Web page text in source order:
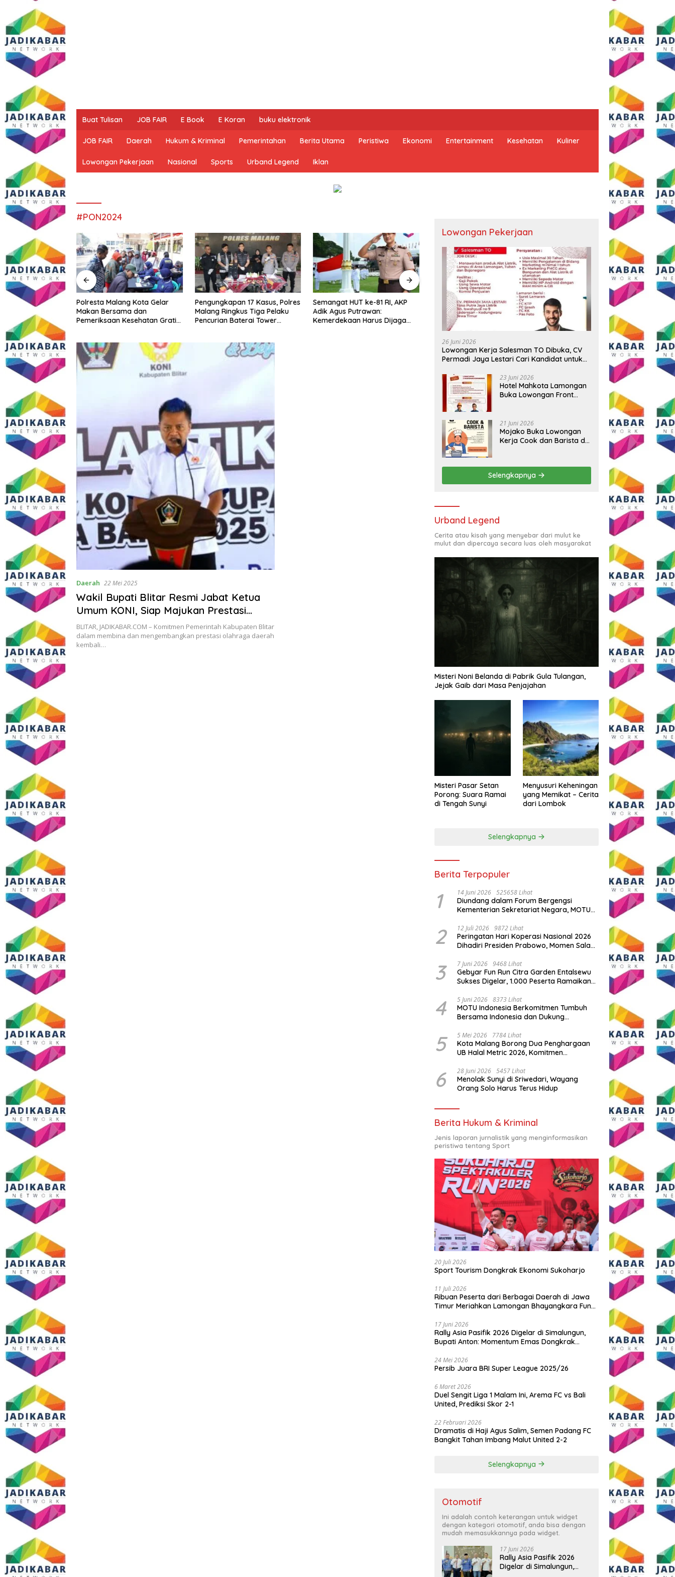
Buat Tulisan JOB FAIR E Book E Koran buku elektronik
JOB FAIR Daerah Hukum & Kriminal Pemerintahan Berita Utama Peristiwa Ekonomi Entertainment Kesehatan Kuliner
Lowongan Pekerjaan Nasional Sports Urband Legend Iklan
#PON2024
Kota
dan Polri Jaga
Polresta Malang Kota Gelar
Makan Bersama dan
Pemeriksaan Kesehatan Gratis,
Pengungkapan 17 Kasus, Polres
Malang Ringkus Tiga Pelaku
Pencurian Baterai Tower
Semangat HUT ke-81 RI, AKP
Adik Agus Putrawan:
Kemerdekaan Harus Dijaga
Tiga BUMD Air Minum Malang
Raya Perkuat Kolaborasi,
Berangkatkan Kontingen
Menuju Seleksi Atlet
PORPAMNAS IX 2026
Wali Kota Malang Paparkan
Model Pembangunan
Berkelanjutan di Forum
Nasional Bangun Bangsa
Daerah 22 Mei 2025
Wakil Bupati Blitar Resmi Jabat Ketua
Umum KONI, Siap Majukan Prestasi
Olahraga Daerah
BLITAR, JADIKABAR.COM – Komitmen Pemerintah Kabupaten Blitar
dalam membina dan mengembangkan prestasi olahraga daerah
kembali…
Lowongan Pekerjaan
26 Juni 2026
Lowongan Kerja Salesman TO Dibuka, CV
Permadi Jaya Lestari Cari Kandidat untuk
23 Juni 2026
Hotel Mahkota Lamongan
Buka Lowongan Front
Syaratnya
21 Juni 2026
Mojako Buka Lowongan
Kerja Cook dan Barista di
Selengkapnya
Urband Legend
Cerita atau kisah yang menyebar dari mulut ke
mulut dan dipercaya secara luas oleh masyarakat
Misteri Noni Belanda di Pabrik Gula Tulangan,
Jejak Gaib dari Masa Penjajahan
Misteri Pasar Setan
Porong: Suara Ramai
di Tengah Sunyi
Menyusuri Keheningan
yang Memikat – Cerita
dari Lombok
Selengkapnya
Berita Terpopuler
1 14 Juni 2026 525658 Lihat
Diundang dalam Forum Bergengsi
Kementerian Sekretariat Negara, MOTU
Indonesia
2 12 Juli 2026 9872 Lihat
Peringatan Hari Koperasi Nasional 2026
Dihadiri Presiden Prabowo, Momen Salam
3 7 Juni 2026 9468 Lihat
Gebyar Fun Run Citra Garden Entalsewu
Sukses Digelar, 1.000 Peserta Ramaikan
4 5 Juni 2026 8373 Lihat
MOTU Indonesia Berkomitmen Tumbuh
Bersama Indonesia dan Dukung
5 5 Mei 2026 7784 Lihat
Kota Malang Borong Dua Penghargaan
UB Halal Metric 2026, Komitmen
6 28 Juni 2026 5457 Lihat
Menolak Sunyi di Sriwedari, Wayang
Orang Solo Harus Terus Hidup
Berita Hukum & Kriminal
Jenis laporan jurnalistik yang menginformasikan
peristiwa tentang Sport
20 Juli 2026
Sport Tourism Dongkrak Ekonomi Sukoharjo
11 Juli 2026
Ribuan Peserta dari Berbagai Daerah di Jawa
Timur Meriahkan Lamongan Bhayangkara Fun
17 Juni 2026
Rally Asia Pasifik 2026 Digelar di Simalungun,
Bupati Anton: Momentum Emas Dongkrak
24 Mei 2026
Persib Juara BRI Super League 2025/26
6 Maret 2026
Duel Sengit Liga 1 Malam Ini, Arema FC vs Bali
United, Prediksi Skor 2-1
22 Februari 2026
Dramatis di Haji Agus Salim, Semen Padang FC
Bangkit Tahan Imbang Malut United 2-2
Selengkapnya
Otomotif
Ini adalah contoh keterangan untuk widget
dengan kategori otomotif, anda bisa dengan
mudah memasukkannya pada widget.
17 Juni 2026
Rally Asia Pasifik 2026
Digelar di Simalungun,